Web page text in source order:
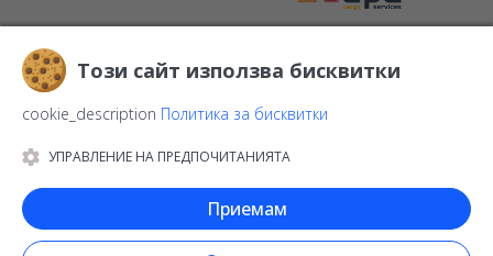
© 2016-2026
12, parter,Sector 1, cod postal012178,email:
contact@stargift.bg
www.stargift.bg
STARGIFT SRL
Този сайт използва бисквитки
cookie_description Политика за бисквитки
УПРАВЛЕНИЕ НА ПРЕДПОЧИТАНИЯТА
Приемам